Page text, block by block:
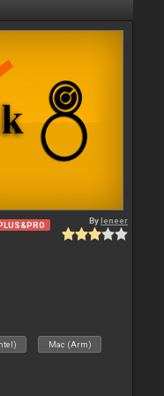
Byleneer
Mac (Arm)